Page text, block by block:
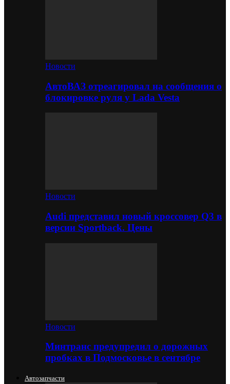
Новости
АвтоВАЗ отреагировал на сообщения о
блокировке руля у Lada Vesta
Новости
Audi представил новый кроссовер Q3 в
версии Sportback. Цены
Новости
Минтранс предупредил о дорожных
пробках в Подмосковье в сентябре
Автозапчасти